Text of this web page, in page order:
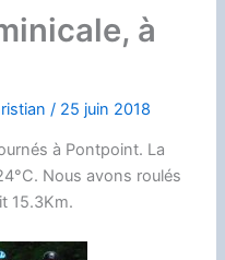
à
/ 25 juin 2018
à Pontpoint. La
Nous avons roulés
15.3Km.